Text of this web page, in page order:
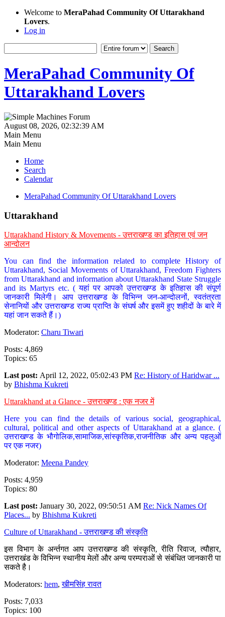
Welcome to MeraPahad Community Of Uttarakhand
Lovers.
Log in
MeraPahad Community Of
Uttarakhand Lovers
August 08, 2026, 02:32:39 AM
Main Menu
Main Menu
Home
Search
Calendar
MeraPahad Community Of Uttarakhand Lovers
Uttarakhand
Uttarakhand History & Movements - उत्तराखण्ड का इतिहास एवं जन
आन्दोलन
You can find the information related to complete History of
Uttarakhand, Social Movements of Uttarakhand, Freedom Fighters
from Uttarakhand and information about Uttarakhand State Struggle
and its Martyrs etc. ( यहां पर आपको उत्तराखण्ड के इतिहास की संपूर्ण
जानकारी मिलेगी। आप उत्तराखण्ड के विभिन्न जन-आन्दोलनों, स्वतंत्रता
सेनानियों और उत्तराखण्ड राज्य प्राप्ति के संघर्ष और इसमें हुए शहीदों के बारे में
यहां जान सकते हैं।)
Moderator: Charu Tiwari
Posts: 4,869
Topics: 65
Last post: April 12, 2022, 05:02:43 PM Re: History of Haridwar ...
by Bhishma Kukreti
Uttarakhand at a Glance - उत्तराखण्ड : एक नजर में
Here you can find the details of various social, geographical,
cultural, political and other aspects of Uttarakhand at a glance. (
उत्तराखण्ड के भौगोलिक,सामाजिक,सांस्कृतिक,राजनीतिक और अन्य पहलुओं
पर एक नजर)
Moderator: Meena Pandey
Posts: 4,959
Topics: 80
Last post: January 30, 2022, 09:50:51 AM Re: Nick Names Of
Places... by Bhishma Kukreti
Culture of Uttarakhand - उत्तराखण्ड की संस्कृति
इस विभाग के अर्न्तगत आप उत्तराखण्ड की संस्कृति, रीति रिवाज, त्यौहार,
उत्तराखंड के विभिन्न स्थानीय मेलों और अन्य परम्पराओं से संबंधित जानकारी पा
सकते है।
Moderators: hem,खीमसिंह रावत
Posts: 7,033
Topics: 100